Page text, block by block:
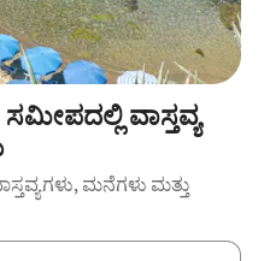
ವಾಸ್ತವ್ಯ
ಮನೆಗಳು ಮತ್ತು